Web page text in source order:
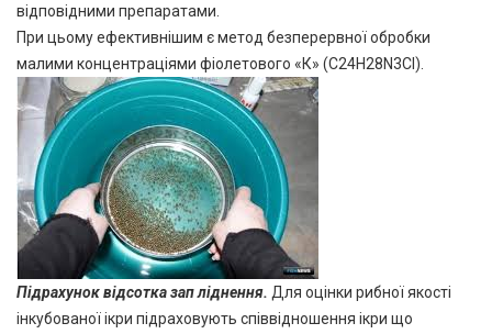
відповідними препаратами.
При цьому ефективнішим є метод безперервної обробки
малими концентраціями фіолетового «К» (C24H28N3Cl).
Підрахунок відсотка запліднення. Для оцінки рибної якості
інкубованої ікри підраховують співвідношення ікри що